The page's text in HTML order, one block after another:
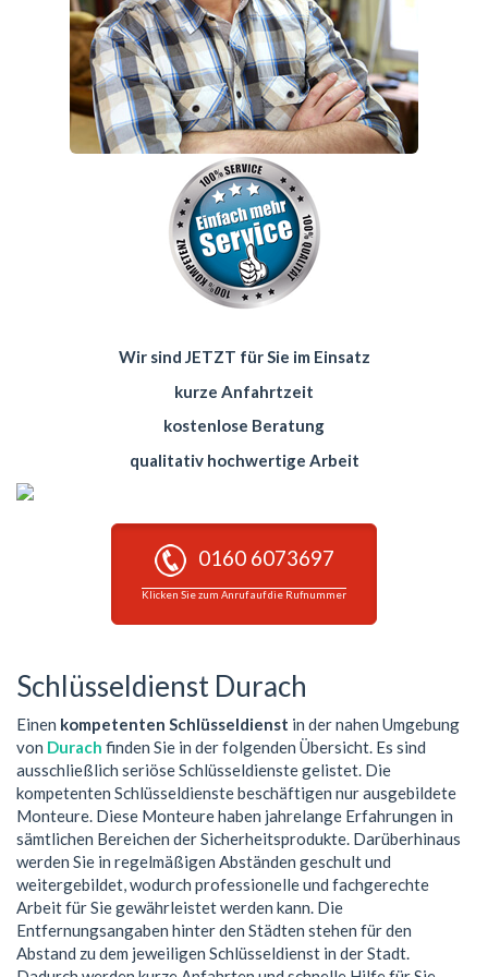
Wir sind JETZT für Sie im Einsatz
kurze Anfahrtzeit
kostenlose Beratung
qualitativ hochwertige Arbeit
0160 6073697
Klicken Sie zum Anruf auf die Rufnummer
Schlüsseldienst Durach
Einen kompetenten Schlüsseldienst in der nahen Umgebung
von Durach finden Sie in der folgenden Übersicht. Es sind
ausschließlich seriöse Schlüsseldienste gelistet. Die
kompetenten Schlüsseldienste beschäftigen nur ausgebildete
Monteure. Diese Monteure haben jahrelange Erfahrungen in
sämtlichen Bereichen der Sicherheitsprodukte. Darüberhinaus
werden Sie in regelmäßigen Abständen geschult und
weitergebildet, wodurch professionelle und fachgerechte
Arbeit für Sie gewährleistet werden kann. Die
Entfernungsangaben hinter den Städten stehen für den
Abstand zu dem jeweiligen Schlüsseldienst in der Stadt.